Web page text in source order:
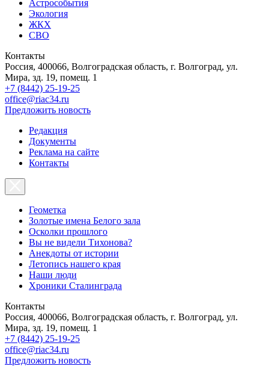
Астрособытия
Экология
ЖКХ
СВО
Контакты
Россия, 400066, Волгоградская область, г. Волгоград, ул.
Мира, зд. 19, помещ. 1
+7 (8442) 25-19-25
office@riac34.ru
Предложить новость
Редакция
Документы
Реклама на сайте
Контакты
Геометка
Золотые имена Белого зала
Осколки прошлого
Вы не видели Тихонова?
Анекдоты от истории
Летопись нашего края
Наши люди
Хроники Сталинграда
Контакты
Россия, 400066, Волгоградская область, г. Волгоград, ул.
Мира, зд. 19, помещ. 1
+7 (8442) 25-19-25
office@riac34.ru
Предложить новость